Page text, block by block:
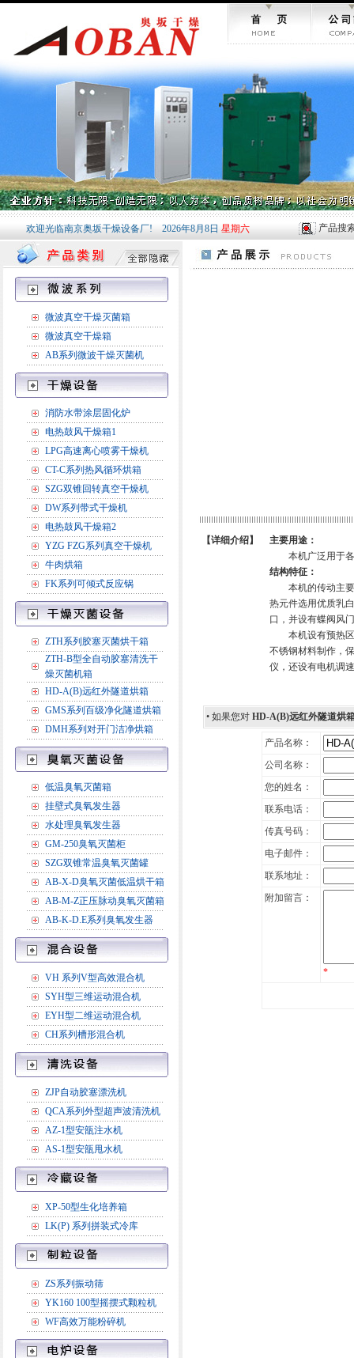
欢迎光临南京奥坂干燥设备厂! 2026年8月8日 星期六 产品搜
微波真空干燥灭菌箱
微波真空干燥箱
AB系列微波干燥灭菌机
消防水带涂层固化炉
电热鼓风干燥箱1
LPG高速离心喷雾干燥机
CT-C系列热风循环烘箱
SZG双锥回转真空干燥机
DW系列带式干燥机
电热鼓风干燥箱2
YZG FZG系列真空干燥机
牛肉烘箱
FK系列可倾式反应锅
ZTH系列胶塞灭菌烘干箱
ZTH-B型全自动胶塞清洗干
燥灭菌机箱
HD-A(B)远红外隧道烘箱
GMS系列百级净化隧道烘箱
DMH系列对开门洁净烘箱
低温臭氧灭菌箱
挂壁式臭氧发生器
水处理臭氧发生器
GM-250臭氧灭菌柜
SZG双锥常温臭氧灭菌罐
AB-X-D臭氧灭菌低温烘干箱
AB-M-Z正压脉动臭氧灭菌箱
AB-K-D.E系列臭氧发生器
VH 系列V型高效混合机
SYH型三维运动混合机
EYH型二维运动混合机
CH系列槽形混合机
ZJP自动胶塞漂洗机
QCA系列外型超声波清洗机
AZ-1型安瓿注水机
AS-1型安瓿甩水机
XP-50型生化培养箱
LK(P) 系列拼装式冷库
ZS系列振动筛
YK160 100型摇摆式颗粒机
WF高效万能粉碎机
【详细介绍】
主要用途：
本机广泛用于各
结构特征：
本机的传动主要
热元件选用优质乳
口，并设有蝶阀风
本机设有预热区
不锈钢材料制作，
仪，还设有电机调
• 如果您对 HD-A(B)远红外隧道烘
产品名称：
公司名称：
您的姓名：
联系电话：
传真号码：
电子邮件：
联系地址：
附加留言：
*